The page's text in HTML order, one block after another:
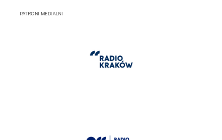
PATRONI MEDIALNI